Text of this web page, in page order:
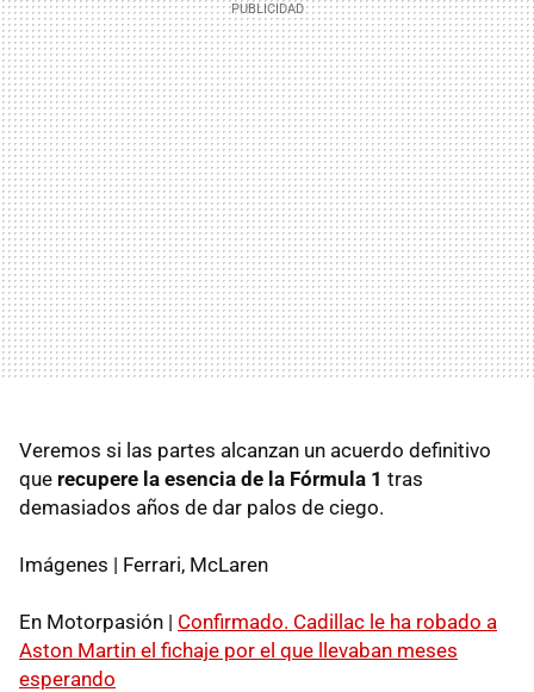
Veremos si las partes alcanzan un acuerdo definitivo
que recupere la esencia de la Fórmula 1 tras
demasiados años de dar palos de ciego.
Imágenes | Ferrari, McLaren
En Motorpasión | Confirmado. Cadillac le ha robado a
Aston Martin el fichaje por el que llevaban meses
esperando